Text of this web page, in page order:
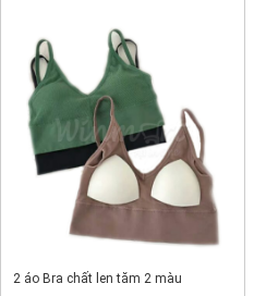
2 áo Bra chất len tăm 2 màu